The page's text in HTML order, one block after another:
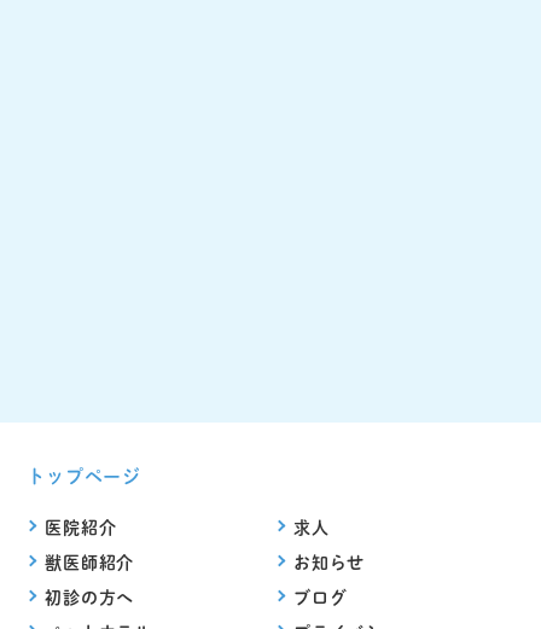
トップページ
医院紹介
獣医師紹介
初診の方へ
求人
お知らせ
ブログ